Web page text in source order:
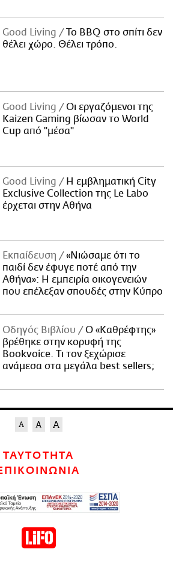
Good Living
Το BBQ στο σπίτι δεν
θέλει χώρο. Θέλει τρόπο.
Good Living
Οι εργαζόμενοι της
Kaizen Gaming βίωσαν το World
Cup από "μέσα"
Good Living
Η εμβληματική City
Exclusive Collection της Le Labo
έρχεται στην Αθήνα
Εκπαίδευση
«Νιώσαμε ότι το
παιδί δεν έφυγε ποτέ από την
Αθήνα»: Η εμπειρία οικογενειών
που επέλεξαν σπουδές στην Κύπρο
Οδηγός Βιβλίου
Ο «Καθρέφτης»
βρέθηκε στην κορυφή της
Bookvoice. Τι τον ξεχώρισε
ανάμεσα στα μεγάλα best sellers;
ΤΑΥΤΟΤΗΤΑ